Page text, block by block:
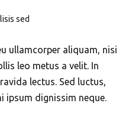
sed
ullamcorper aliquam, nisi
leo metus a velit. In
lectus. Sed luctus,
ipsum dignissim neque.